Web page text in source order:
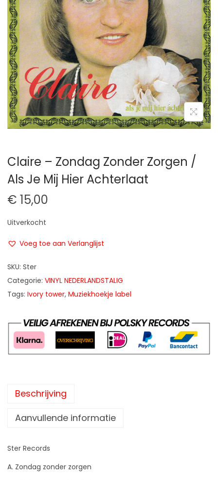
t
i
e
u
d
Claire – Zondag Zonder Zorgen /
Als Je Mij Hier Achterlaat
€ 15,00
Uitverkocht
Voeg toe aan Verlanglijst
SKU: Ster
Categorie: VINYL NEDERLANDSTALIG
Tags: Ivory tower, Muziekhoekje label
Beschrijving
Aanvullende informatie
Ster Records
A. Zondag zonder zorgen